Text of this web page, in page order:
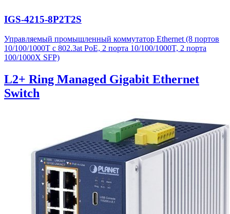
IGS-4215-8P2T2S
Управляемый промышленный коммутатор Ethernet (8 портов
10/100/1000T с 802.3at PoE, 2 порта 10/100/1000T, 2 порта
100/1000X SFP)
L2+ Ring Managed Gigabit Ethernet
Switch